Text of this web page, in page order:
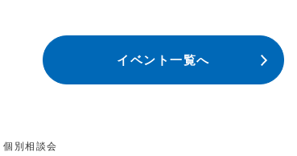
イベント一覧へ
別相談会